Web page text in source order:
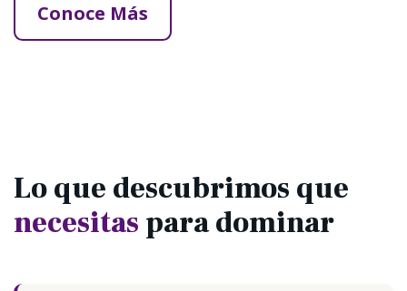
Conoce Más
Lo que descubrimos que
necesitas para dominar